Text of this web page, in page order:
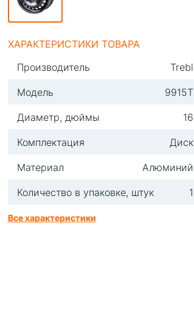
ХАРАКТЕРИСТИКИ ТОВАРА
Производитель
Trebl
Модель
9915T
Диаметр, дюймы
16
Комплектация
Диск
Материал
Алюминий
Количество в упаковке, штук
1
Все характеристики